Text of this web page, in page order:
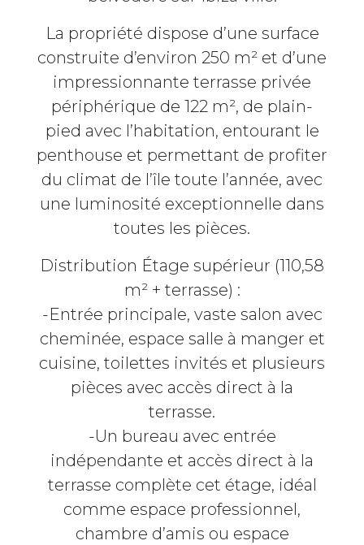
La propriété dispose d’une surface
construite d’environ 250 m² et d’une
impressionnante terrasse privée
périphérique de 122 m², de plain-
pied avec l’habitation, entourant le
penthouse et permettant de profiter
du climat de l’île toute l’année, avec
une luminosité exceptionnelle dans
toutes les pièces.
Distribution Étage supérieur (110,58
m² + terrasse) :
-Entrée principale, vaste salon avec
cheminée, espace salle à manger et
cuisine, toilettes invités et plusieurs
pièces avec accès direct à la
terrasse.
-Un bureau avec entrée
indépendante et accès direct à la
terrasse complète cet étage, idéal
comme espace professionnel,
chambre d’amis ou espace